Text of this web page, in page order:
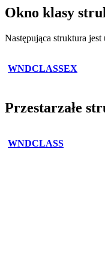
Okno klasy
Następująca struktura
WNDCLASSEX
Przestarzałe
WNDCLASS